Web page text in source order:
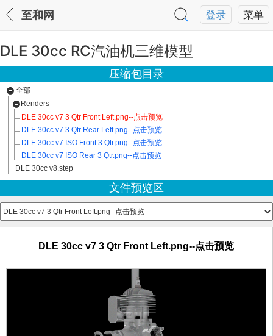
菜单
登录
至和网
DLE 30cc RC汽油机三维模型
压缩包目录
全部
Renders
DLE 30cc v7 3 Qtr Front Left.png--点击预览
DLE 30cc v7 3 Qtr Rear Left.png--点击预览
DLE 30cc v7 ISO Front 3 Qtr.png--点击预览
DLE 30cc v7 ISO Rear 3 Qtr.png--点击预览
DLE 30cc v8.step
文件预览区
DLE 30cc v7 3 Qtr Front Left.png--点击预览